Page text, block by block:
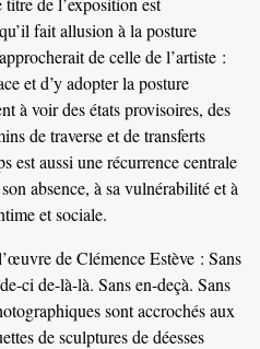
fait allusion à la posture
de celle de l’artiste :
et d’y adopter la posture
à voir des états provisoires, des
de traverse et de transferts
est aussi une récurrence centrale
absence, à sa vulnérabilité et à
et sociale.
de Clémence Estève : Sans
ci de-là-là. Sans en-deçà. Sans
sont accrochés aux
de sculptures de déesses